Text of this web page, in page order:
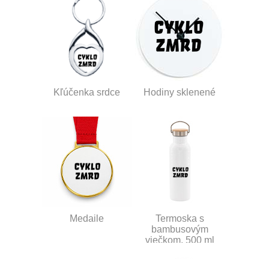
Kľúčenka srdce Hodiny sklenené
Medaile
Termoska s
bambusovým
viečkom, 500 ml